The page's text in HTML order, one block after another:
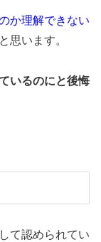
か理解できない
思います。
いるのにと後悔
て認められてい